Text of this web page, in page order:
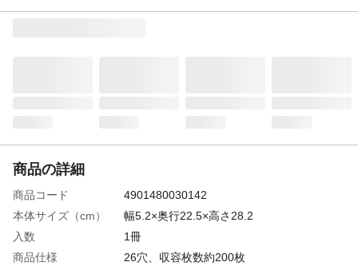
商品の詳細
商品コード
4901480030142
本体サイズ（cm）
幅5.2×奥行22.5×高さ28.2
入数
1冊
商品仕様
26穴、収容枚数約200枚